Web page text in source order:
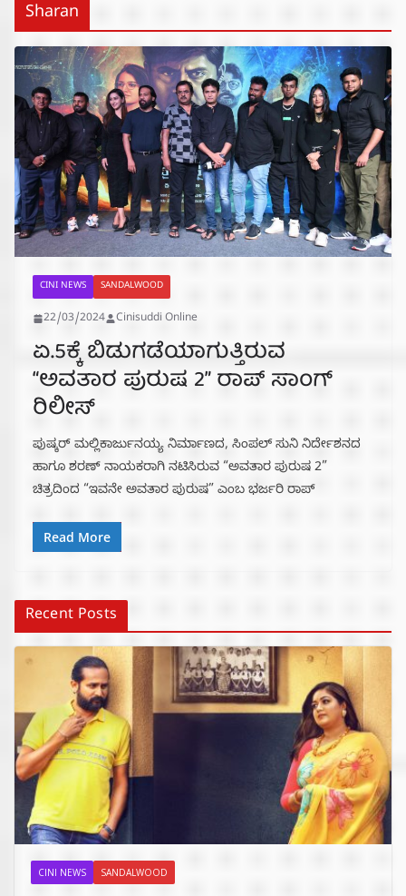
Sharan
CINI NEWS SANDALWOOD
22/03/2024 Cinisuddi Online
ಏ.5ಕ್ಕೆ ಬಿಡುಗಡೆಯಾಗುತ್ತಿರುವ
“ಅವತಾರ ಪುರುಷ 2” ರಾಪ್ ಸಾಂಗ್
ರಿಲೀಸ್
ಪುಷ್ಕರ್ ಮಲ್ಲಿಕಾರ್ಜುನಯ್ಯ ನಿರ್ಮಾಣದ, ಸಿಂಪಲ್ ಸುನಿ ನಿರ್ದೇಶನದ
ಹಾಗೂ ಶರಣ್ ನಾಯಕರಾಗಿ ನಟಿಸಿರುವ “ಅವತಾರ ಪುರುಷ 2”
ಚಿತ್ರದಿಂದ “ಇವನೇ ಅವತಾರ ಪುರುಷ” ಎಂಬ ಭರ್ಜರಿ ರಾಪ್
Read More
Recent Posts
CINI NEWS SANDALWOOD